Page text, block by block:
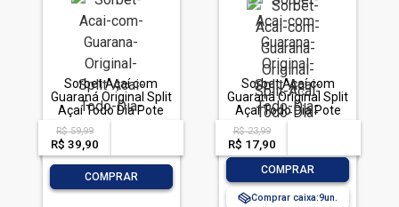
Sorbet Açaí com
Guaraná Original Split
Açaí Todo Dia Pote
3,6l
R$ 59,99
R$ 39,90
COMPRAR
Sorbet Açaí com
Guaraná Original Split
Açaí Todo Dia Pote
1,5l
R$ 23,99
R$ 17,90
COMPRAR
Comprar caixa:9